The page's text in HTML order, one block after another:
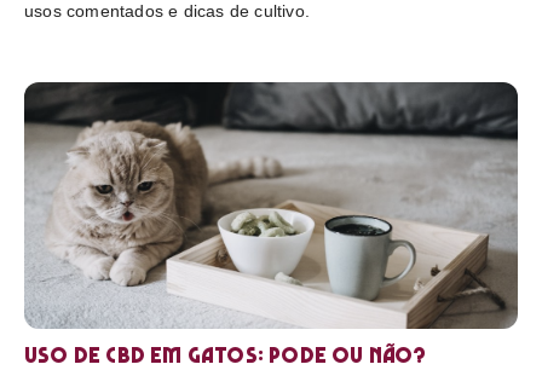
usos comentados e dicas de cultivo.
Uso de CBD em gatos: pode ou não?